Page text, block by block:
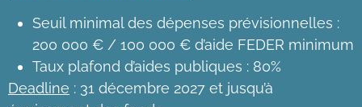
Seuil minimal des dépenses prévisionnelles :
200 000 € / 100 000 € d’aide FEDER minimum
Taux plafond d’aides publiques : 80%
Deadline : 31 décembre 2027 et jusqu’à